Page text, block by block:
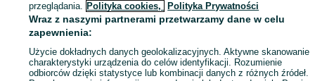
ID:872863897 Wyświetlenia:
Zadzwoń / SMS Wyślij wiadomość
przeglądania. Polityka cookies, Polityka Prywatności
Wraz z naszymi partnerami przetwarzamy dane w celu
zapewnienia:
Użycie dokładnych danych geolokalizacyjnych. Aktywne skanowanie
charakterystyki urządzenia do celów identyfikacji. Rozumienie
odbiorców dzięki statystyce lub kombinacji danych z różnych źródeł.